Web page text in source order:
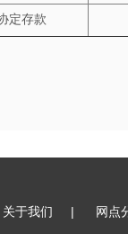
定存款
关于我们 | 网点